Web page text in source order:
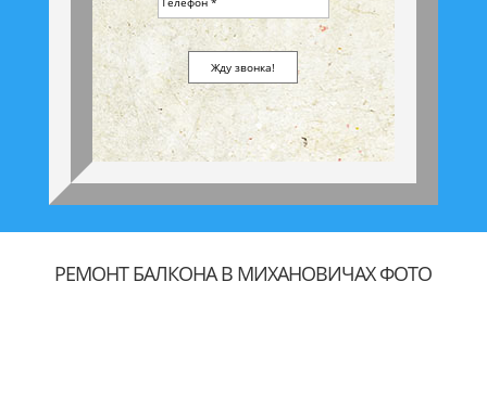
РЕМОНТ БАЛКОНА В МИХАНОВИЧАХ ФОТО